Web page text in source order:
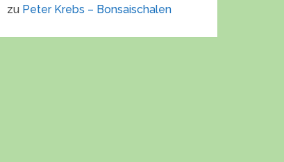
zu Peter Krebs – Bonsaischalen